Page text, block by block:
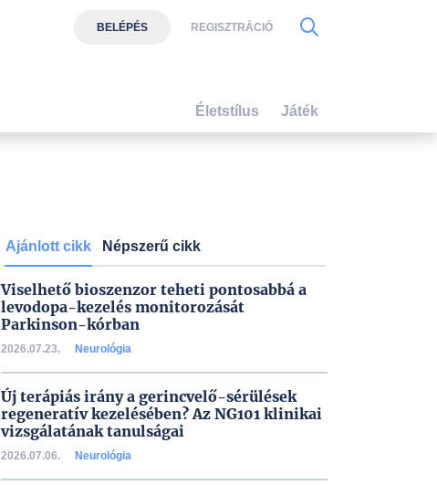
Ajánlott cikk Népszerű cikk
Viselhető bioszenzor teheti pontosabbá a
levodopa-kezelés monitorozását
Parkinson-kórban
2026.07.23. Neurológia
Új terápiás irány a gerincvelő-sérülések
regeneratív kezelésében? Az NG101 klinikai
vizsgálatának tanulságai
2026.07.06. Neurológia
BELÉPÉS REGISZTRÁCIÓ
Életstílus Játék